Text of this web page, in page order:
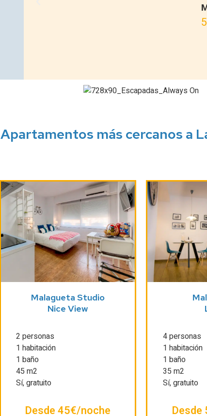
Apartamentos más cercanos a
Malagueta Studio
Nice View
2 personas
1 habitación
1 baño
45 m2
Sí, gratuito
Desde 45€/noche
4 personas
1 habitación
1 baño
35 m2
Sí, gratuito